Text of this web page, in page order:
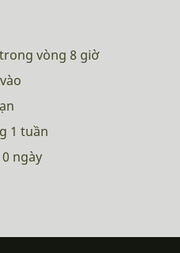
vòng 8 giờ
1 tuần
ngày